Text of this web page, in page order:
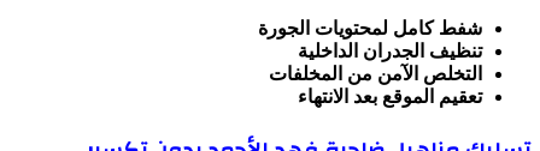
شفط كامل لمحتويات الجورة
تنظيف الجدران الداخلية
التخلص الآمن من المخلفات
تعقيم الموقع بعد الانتهاء